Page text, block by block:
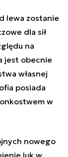
lewa zostanie
dla sił
na
jest obecnie
własnej
posiada
w
nowego
luk w